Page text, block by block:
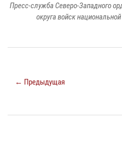
Пресс-служба Северо-Западного
округа войск
← Предыдущая